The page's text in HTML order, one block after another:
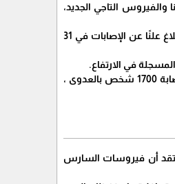
التاجي الجديد،
تم الإبلاغ عن أول حالات إصابة بشرية علنًا من مدينة ووهان الصينية ، حيث يعيش حوالي 11 مليون شخص ، بعد أن بدأ الأطباء في الإبلاغ علنًا عن الإصابات في 31
توفي أول شخص في ذلك الأسبوع ، وبحلول 16 يناير / كانون الثاني ، مات شخصان وتم تأكيد 41 حالة، في اليوم التالي ، توقع العلماء إصابة 1700 شخص بالعدوى ،
أن فيروسات السارس